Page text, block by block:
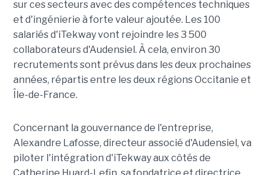
sur ces secteurs avec des compétences techniques
et d'ingénierie à forte valeur ajoutée. Les 100
salariés d'iTekway vont rejoindre les 3 500
collaborateurs d'Audensiel. À cela, environ 30
recrutements sont prévus dans les deux prochaines
années, répartis entre les deux régions Occitanie et
Île-de-France.
Concernant la gouvernance de l'entreprise,
Alexandre Lafosse, directeur associé d'Audensiel, va
piloter l'intégration d'iTekway aux côtés de